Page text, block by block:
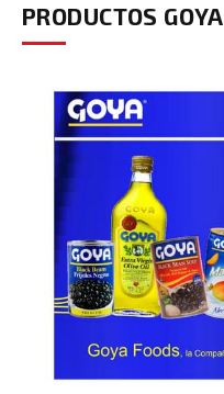
PRODUCTOS GOYA